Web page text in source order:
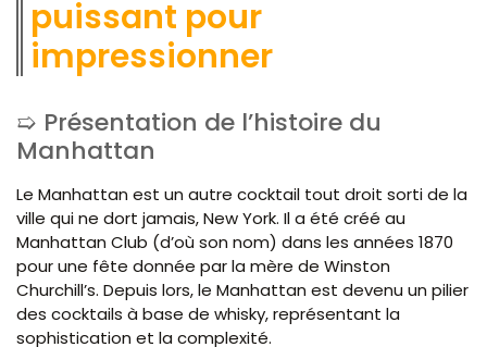
puissant pour
impressionner
Présentation de l’histoire du
Manhattan
Le Manhattan est un autre cocktail tout droit sorti de la
ville qui ne dort jamais, New York. Il a été créé au
Manhattan Club (d’où son nom) dans les années 1870
pour une fête donnée par la mère de Winston
Churchill’s. Depuis lors, le Manhattan est devenu un pilier
des cocktails à base de whisky, représentant la
sophistication et la complexité.